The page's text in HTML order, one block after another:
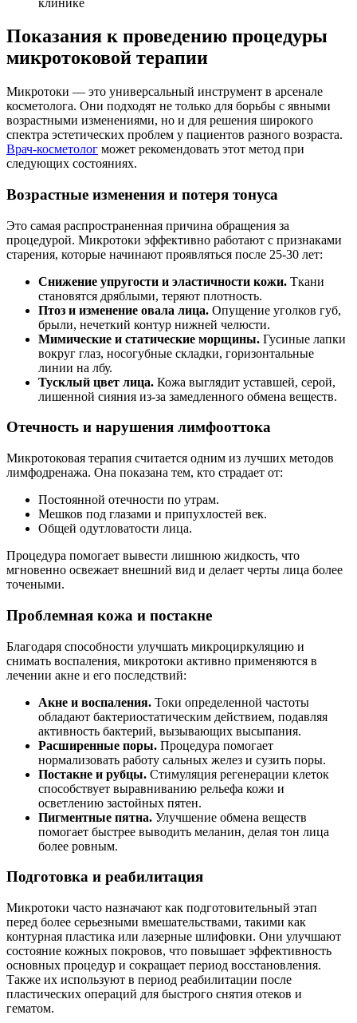
Показания к проведению процедуры
микротоковой терапии
Микротоки — это универсальный инструмент в арсенале
косметолога. Они подходят не только для борьбы с явными
возрастными изменениями, но и для решения широкого
спектра эстетических проблем у пациентов разного возраста.
Врач-косметолог может рекомендовать этот метод при
следующих состояниях.
Возрастные изменения и потеря тонуса
Это самая распространенная причина обращения за
процедурой. Микротоки эффективно работают с признаками
старения, которые начинают проявляться после 25-30 лет:
Снижение упругости и эластичности кожи. Ткани
становятся дряблыми, теряют плотность.
Птоз и изменение овала лица. Опущение уголков губ,
брыли, нечеткий контур нижней челюсти.
Мимические и статические морщины. Гусиные лапки
вокруг глаз, носогубные складки, горизонтальные
линии на лбу.
Тусклый цвет лица. Кожа выглядит уставшей, серой,
лишенной сияния из-за замедленного обмена веществ.
Отечность и нарушения лимфооттока
Микротоковая терапия считается одним из лучших методов
лимфодренажа. Она показана тем, кто страдает от:
Постоянной отечности по утрам.
Мешков под глазами и припухлостей век.
Общей одутловатости лица.
Процедура помогает вывести лишнюю жидкость, что
мгновенно освежает внешний вид и делает черты лица более
точеными.
Проблемная кожа и постакне
Благодаря способности улучшать микроциркуляцию и
снимать воспаления, микротоки активно применяются в
лечении акне и его последствий:
Акне и воспаления. Токи определенной частоты
обладают бактериостатическим действием, подавляя
активность бактерий, вызывающих высыпания.
Расширенные поры. Процедура помогает
нормализовать работу сальных желез и сузить поры.
Постакне и рубцы. Стимуляция регенерации клеток
способствует выравниванию рельефа кожи и
осветлению застойных пятен.
Пигментные пятна. Улучшение обмена веществ
помогает быстрее выводить меланин, делая тон лица
более ровным.
Подготовка и реабилитация
Микротоки часто назначают как подготовительный этап
перед более серьезными вмешательствами, такими как
контурная пластика или лазерные шлифовки. Они улучшают
состояние кожных покровов, что повышает эффективность
основных процедур и сокращает период восстановления.
Также их используют в период реабилитации после
пластических операций для быстрого снятия отеков и
гематом.